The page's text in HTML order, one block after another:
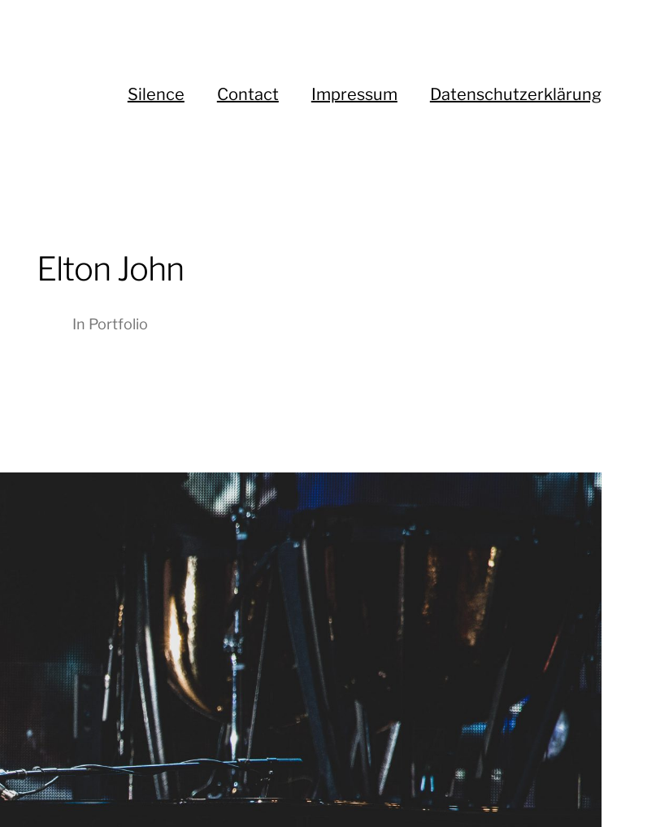
Silence Contact Impressum Datenschutzerklärung
Elton John
In Portfolio